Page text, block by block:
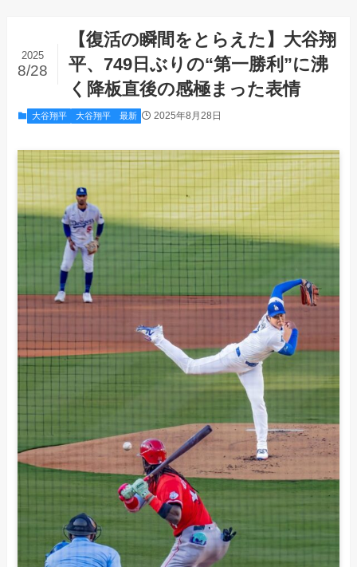
【復活の瞬間をとらえた】大谷翔
平、749日ぶりの“第一勝利”に沸
く降板直後の感極まった表情
2025
8/28
大谷翔平 大谷翔平 最新 2025年8月28日